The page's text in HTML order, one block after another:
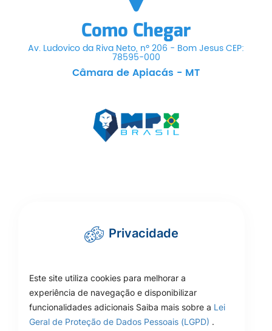
Como Chegar
Av. Ludovico da Riva Neto, nº 206 - Bom Jesus CEP:
78595-000
Câmara de Apiacás - MT
Privacidade
Este site utiliza cookies para melhorar a
experiência de navegação e disponibilizar
funcionalidades adicionais Saiba mais sobre a Lei
Geral de Proteção de Dados Pessoais (LGPD) .